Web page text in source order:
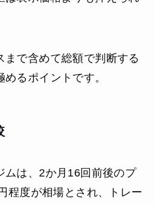
まで含めて総額で判断する
るポイントです。
ムは、2か月16回前後のプ
程度が相場とされ、トレー